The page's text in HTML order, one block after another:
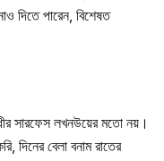
দিতে পারেন, বিশেষত
সারফেস লখনউয়ের মতো নয়।
দিনের বেলা বনাম রাতের